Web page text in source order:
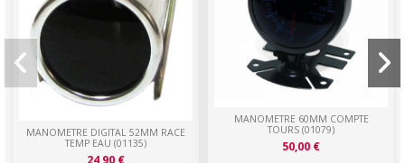
MANOMETRE DIGITAL 52MM RACE
TEMP EAU (01135)
MANOMETRE 60MM COMPTE
TOURS (01079)
50,00 €